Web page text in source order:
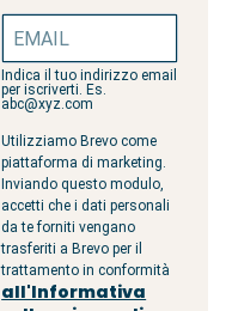
Indica il tuo indirizzo email
per iscriverti. Es.
abc@xyz.com
Utilizziamo Brevo come
piattaforma di marketing.
Inviando questo modulo,
accetti che i dati personali
da te forniti vengano
trasferiti a Brevo per il
trattamento in conformità
all'Informativa